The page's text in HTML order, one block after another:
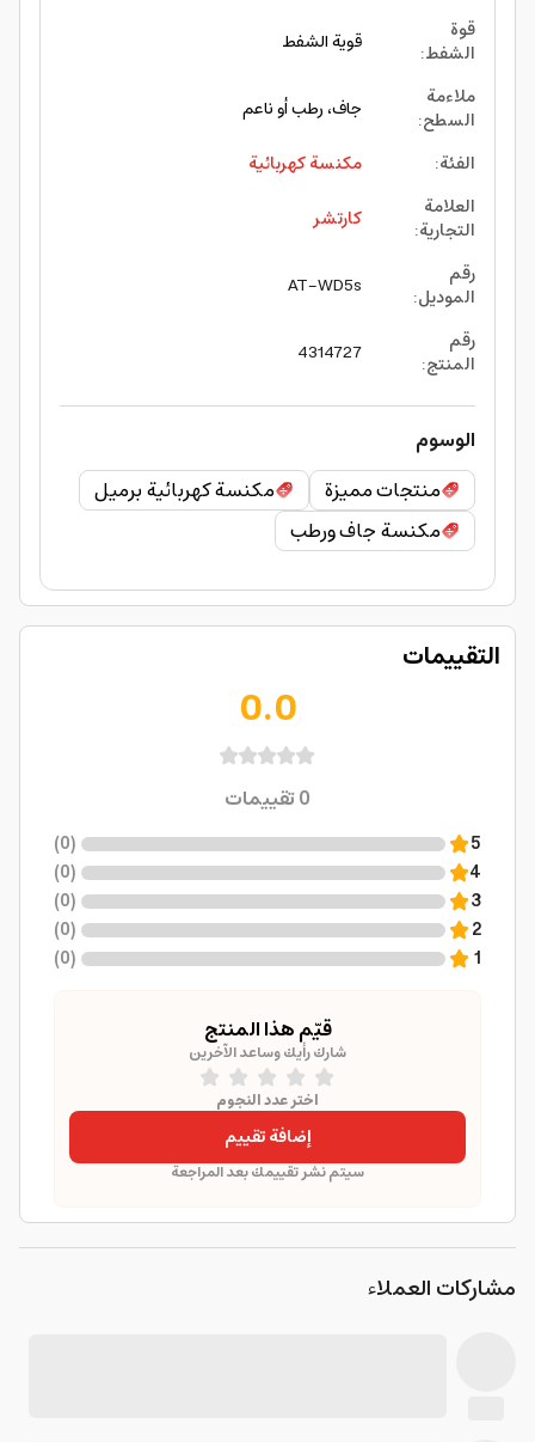
قوة
الشفط:
قوية الشفط
ملاءمة
السطح:
جاف، رطب أو ناعم
الفئة:
مكنسة كهربائية
العلامة
التجارية:
كارتشر
رقم
الموديل:
AT-WD5s
رقم
المنتج:
4314727
الوسوم
منتجات مميزة
مكنسة كهربائية برميل
مكنسة جاف ورطب
التقييمات
0.0
0تقييمات
5
(
0
)
4
(
0
)
3
(
0
)
2
(
0
)
1
(
0
)
قيّم هذا المنتج
شارك رأيك وساعد الآخرين
اختر عدد النجوم
إضافة تقييم
سيتم نشر تقييمك بعد المراجعة
مشاركات العملاء